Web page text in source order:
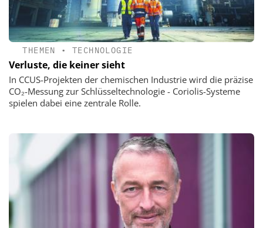
THEMEN •TECHNOLOGIE
Verluste, die keiner sieht
In CCUS-Projekten der chemischen Industrie wird die präzise
CO₂-Messung zur Schlüsseltechnologie - Coriolis-Systeme
spielen dabei eine zentrale Rolle.